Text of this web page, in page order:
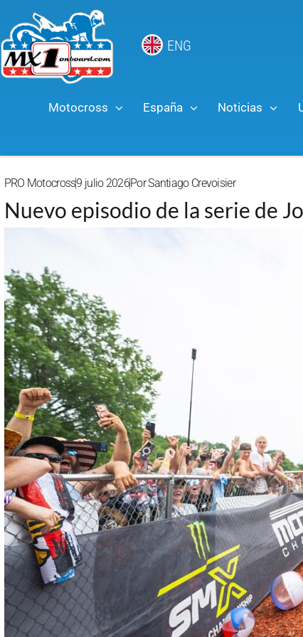
ENG
Motocross España Noticias
PRO Motocross9 julio 2026PorSantiago Crevoisier
Nuevo episodio de la serie de